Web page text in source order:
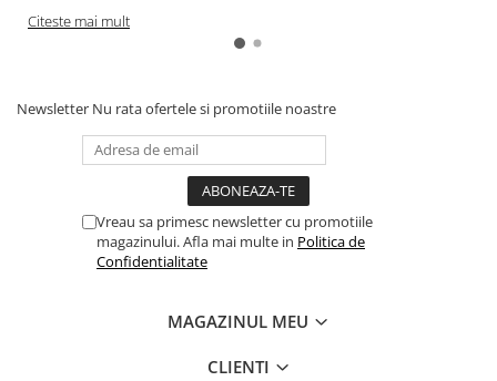
Citeste mai mult
Newsletter Nu rata ofertele si promotiile noastre
Vreau sa primesc newsletter cu promotiile
magazinului. Afla mai multe in Politica de
Confidentialitate
MAGAZINUL MEU
CLIENTI